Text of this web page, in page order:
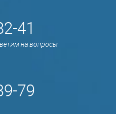
41
на вопросы
79